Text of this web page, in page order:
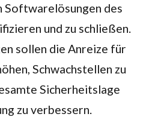
Softwarelösungen des
und zu schließen.
sollen die Anreize für
Schwachstellen zu
Sicherheitslage
zu verbessern.